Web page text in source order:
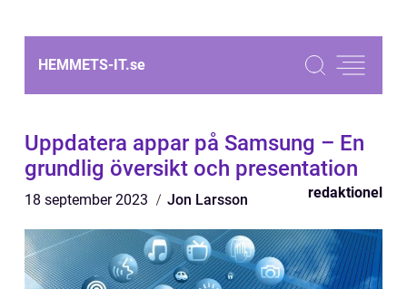
HEMMETS-IT.se
Uppdatera appar på Samsung – En
grundlig översikt och presentation
18 september 2023 Jon Larsson redaktionel